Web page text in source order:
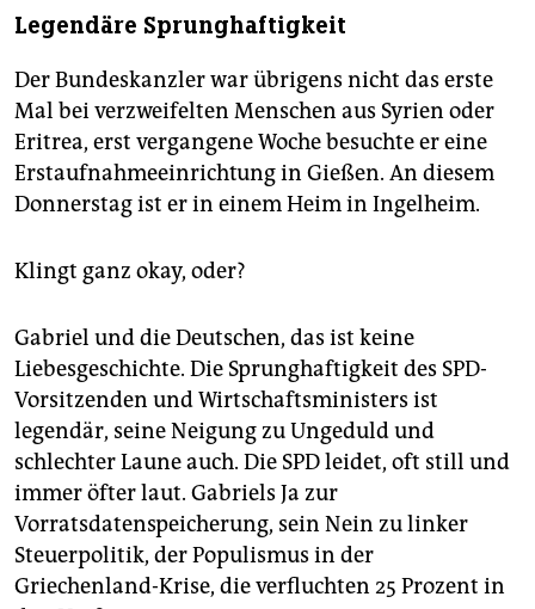
Legendäre Sprunghaftigkeit
Der Bundeskanzler war übrigens nicht das erste
Mal bei verzweifelten Menschen aus Syrien oder
Eritrea, erst vergangene Woche besuchte er eine
Erstaufnahmeeinrichtung in Gießen. An diesem
Donnerstag ist er in einem Heim in Ingelheim.
Klingt ganz okay, oder?
Gabriel und die Deutschen, das ist keine
Liebesgeschichte. Die Sprunghaftigkeit des SPD-
Vorsitzenden und Wirtschaftsministers ist
legendär, seine Neigung zu Ungeduld und
schlechter Laune auch. Die SPD leidet, oft still und
immer öfter laut. Gabriels Ja zur
Vorratsdatenspeicherung, sein Nein zu linker
Steuerpolitik, der Populismus in der
Griechenland-Krise, die verfluchten 25 Prozent in